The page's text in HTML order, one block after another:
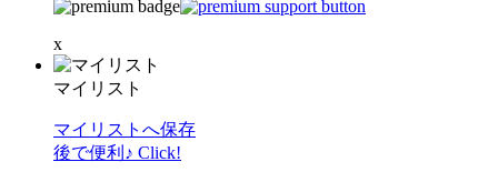
x
マイリスト
マイリストへ保存
後で便利♪ Click!